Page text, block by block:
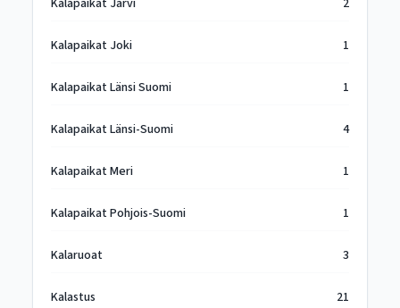
Kalapaikat Järvi 2
Kalapaikat Joki 1
Kalapaikat Länsi Suomi 1
Kalapaikat Länsi-Suomi 4
Kalapaikat Meri 1
Kalapaikat Pohjois-Suomi 1
Kalaruoat 3
Kalastus 21